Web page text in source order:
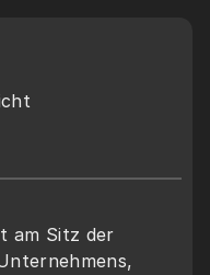
am Sitz der